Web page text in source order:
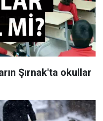
Şırnak'ta okullar